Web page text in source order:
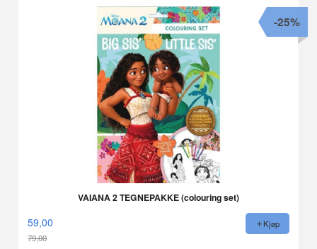
VAIANA 2 TEGNEPAKKE (colouring set)
59,00
79,00
-25%
Kjøp